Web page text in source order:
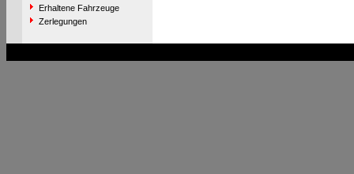
Erhaltene Fahrzeuge
Zerlegungen